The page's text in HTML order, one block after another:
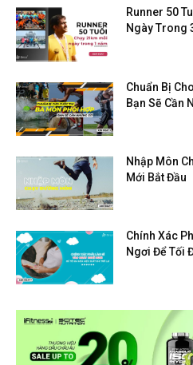
Runner 50
Ngày Trong
Chuẩn Bị
Bạn Sẽ Cần
Nhập Môn
Mới Bắt Đầu
Chính Xác
Ngơi Để Tối